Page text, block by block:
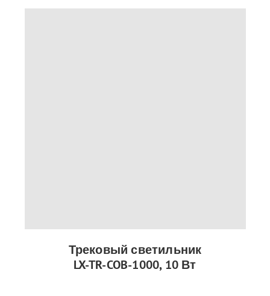
Трековый светильник
LX-TR-COB-1000, 10 Вт